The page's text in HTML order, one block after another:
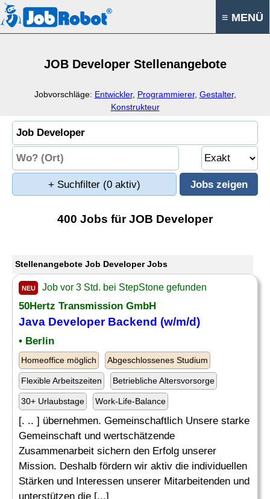
≡ MENÜ
JOB Developer Stellenangebote
Jobvorschläge: Entwickler, Programmierer, Gestalter,
Konstrukteur
+ Suchfilter (0 aktiv)
400 Jobs für JOB Developer
Stellenangebote Job Developer Jobs
NEU Job vor 3 Std. bei StepStone gefunden
50Hertz Transmission GmbH
Java DeveloperBackend (w/m/d)
• Berlin
Homeoffice möglich Abgeschlossenes Studium
Flexible Arbeitszeiten Betriebliche Altersvorsorge
30+ Urlaubstage Work-Life-Balance
[. .. ] übernehmen. Gemeinschaftlich Unsere starke
Gemeinschaft und wertschätzende
Zusammenarbeit sichern den Erfolg unserer
Mission. Deshalb fördern wir aktiv die individuellen
Stärken und Interessen unserer Mitarbeitenden und
unterstützen die [...]